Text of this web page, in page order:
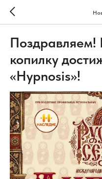
Поздравляем!
копилку
«Hypnosis»!